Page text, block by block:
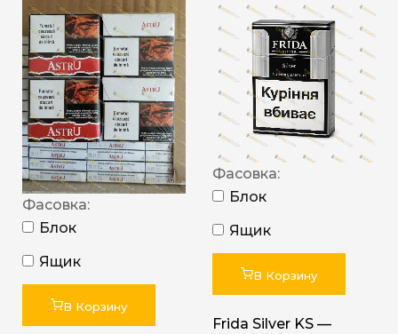
Фасовка:
Блок
Ящик
В Корзину
Фасовка:
Блок
Ящик
В Корзину
Frida Silver KS —